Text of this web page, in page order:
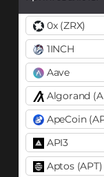
0x (ZRX)
1INCH
Aave
Algorand
ApeCoin
API3
Aptos (APT)